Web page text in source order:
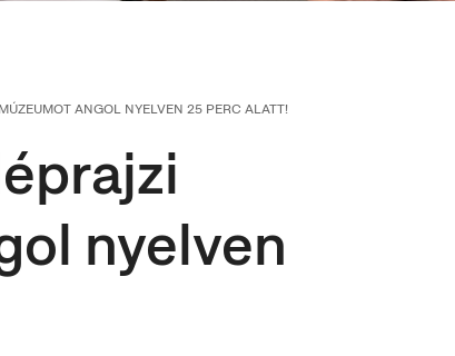
ANGOL NYELVEN 25 PERC ALATT!
nyelven